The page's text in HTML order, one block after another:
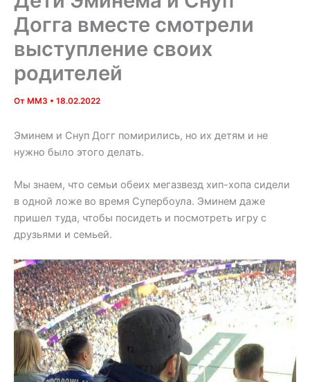
Догга вместе смотрели
выступление своих
родителей
От MM3 • 18.02.2022
Эминем и Снуп Догг помирились, но их детям и не
нужно было этого делать.
Мы знаем, что семьи обеих мегазвезд хип-хопа сидели
в одной ложе во время Супербоула. Эминем даже
пришел туда, чтобы посидеть и посмотреть игру с
друзьями и семьей.